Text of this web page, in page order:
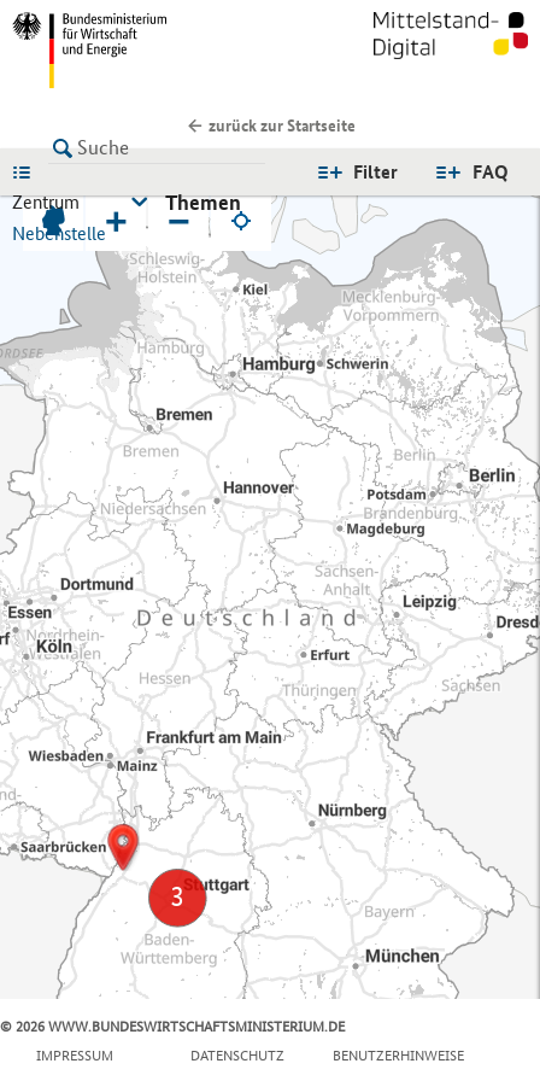
zurück zur Startseite
FAQ
Filter
Zentrum
Nebenstelle
Themen
+ −
© 2026 WWW.BUNDESWIRTSCHAFTSMINISTERIUM.DE
IMPRESSUM
DATENSCHUTZ BENUTZERHINWEISE